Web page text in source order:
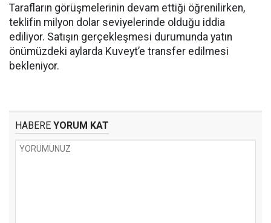
Tarafların görüşmelerinin devam ettiği öğrenilirken,
teklifin milyon dolar seviyelerinde olduğu iddia
ediliyor. Satışın gerçekleşmesi durumunda yatın
önümüzdeki aylarda Kuveyt’e transfer edilmesi
bekleniyor.
HABERE YORUM KAT